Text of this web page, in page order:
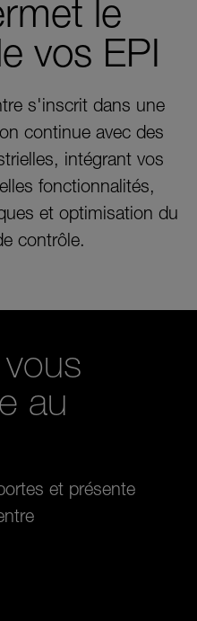
le
vos EPI
s'inscrit dans une
continue avec des
intégrant vos
fonctionnalités,
et optimisation du
contrôle.
au
et présente